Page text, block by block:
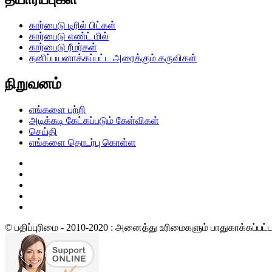
கார்பைடு டிரில் பிட்கள்
கார்பைடு எண்ட் மில்
கார்பைடு ரீமர்கள்
தனிப்பயனாக்கப்பட்ட அரைக்கும் கருவிகள்
நிறுவனம்
எங்களை பற்றி
அடிக்கடி கேட்கப்படும் கேள்விகள்
செய்தி
எங்களை தொடர்பு கொள்ள
© பதிப்புரிமை - 2010-2020 : அனைத்து உரிமைகளும்